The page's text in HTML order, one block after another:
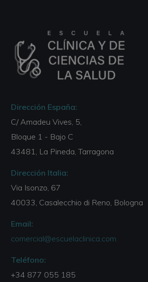
Dirección España:
C/ Amadeu Vives, 5,
Bloque 1 - Bajo C
43481, La Pineda, Tarragona
Dirección Italia:
Via Isonzo, 67
40033, Casalecchio di Reno, Bologna
Email:
comercial@escuelaclinica.com
Teléfono:
+34 877 055 185